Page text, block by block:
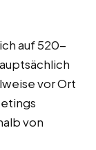
auf 520-
vor Ort
von